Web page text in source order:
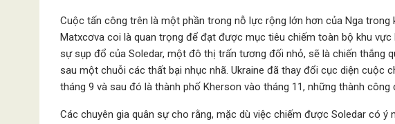
Cuộc tấn công trên là một phần trong nỗ lực rộng lớn hơn của Nga trong
Matxcơva coi là quan trọng để đạt được mục tiêu chiếm toàn bộ khu vực
sự sụp đổ của Soledar, một đô thị trấn tương đối nhỏ, sẽ là chiến thắng
sau một chuỗi các thất bại nhục nhã. Ukraine đã thay đổi cục diện cuộc
tháng 9 và sau đó là thành phố Kherson vào tháng 11, những thành
Các chuyên gia quân sự cho rằng, mặc dù việc chiếm được Soledar có ý